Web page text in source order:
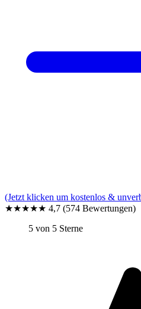
(Jetzt klicken um kostenlos &
★★★★★ 4,7 (574 Bewertungen)
5 von 5 Sterne